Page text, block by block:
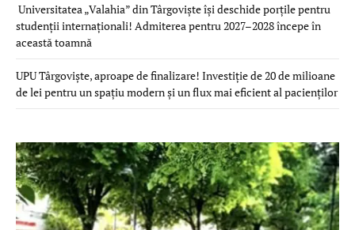
Universitatea „Valahia” din Târgoviște își deschide porțile pentru
studenții internaționali! Admiterea pentru 2027–2028 începe în
această toamnă
UPU Târgoviște, aproape de finalizare! Investiție de 20 de milioane
de lei pentru un spațiu modern și un flux mai eficient al pacienților